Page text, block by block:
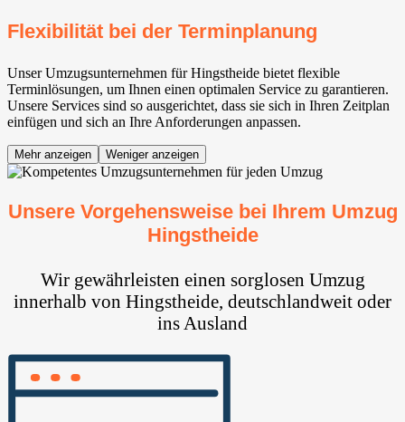
Flexibilität bei der Terminplanung
Unser Umzugsunternehmen für Hingstheide bietet flexible
Terminlösungen, um Ihnen einen optimalen Service zu garantieren.
Unsere Services sind so ausgerichtet, dass sie sich in Ihren Zeitplan
einfügen und sich an Ihre Anforderungen anpassen.
Mehr anzeigen Weniger anzeigen
Unsere Vorgehensweise bei Ihrem Umzug
Hingstheide
Wir gewährleisten einen sorglosen Umzug
innerhalb von Hingstheide, deutschlandweit oder
ins Ausland